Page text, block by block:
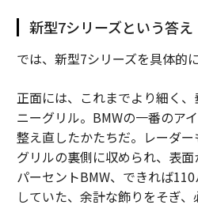
新型7シリーズという答え
では、新型7シリーズを具体的
正面には、これまでより細く
ニーグリル。BMWの一番のア
整え直したかたちだ。レーダー
グリルの裏側に収められ、表
パーセントBMW、できれば
していた、余計な飾りをそぎ